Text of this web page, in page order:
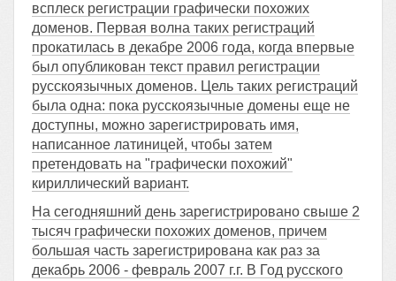
всплеск регистрации графически похожих
доменов. Первая волна таких регистраций
прокатилась в декабре 2006 года, когда впервые
был опубликован текст правил регистрации
русскоязычных доменов. Цель таких регистраций
была одна: пока русскоязычные домены еще не
доступны, можно зарегистрировать имя,
написанное латиницей, чтобы затем
претендовать на "графически похожий"
кириллический вариант.
На сегодняшний день зарегистрировано свыше 2
тысяч графически похожих доменов, причем
большая часть зарегистрирована как раз за
декабрь 2006 - февраль 2007 г.г. В Год русского